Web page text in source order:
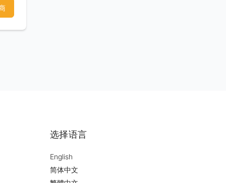
选择语言
English
简体中文